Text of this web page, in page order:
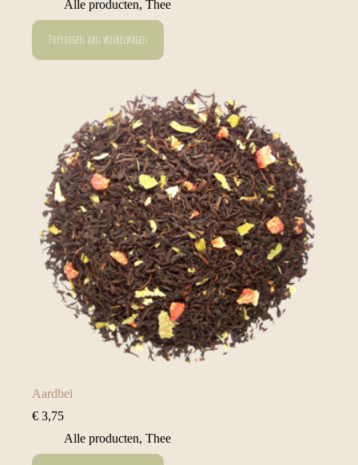
Alle producten, Thee
Toevoegen aan winkelwagen
Aardbei
€ 3,75
Alle producten, Thee